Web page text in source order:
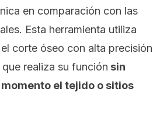
en comparación con las
Esta herramienta utiliza
corte óseo con alta precisión
realiza su función sin
el tejido o sitios